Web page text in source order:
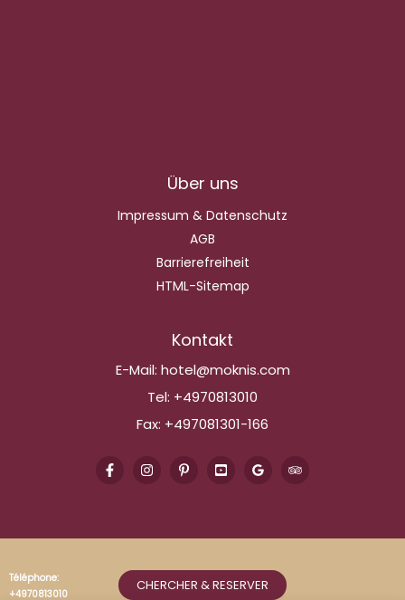
Über uns
Impressum & Datenschutz
AGB
Barrierefreiheit
HTML-Sitemap
Kontakt
E-Mail: hotel@moknis.com
Tel: +4970813010
Fax: +497081301-166
Téléphone:
+4970813010
CHERCHER & RESERVER